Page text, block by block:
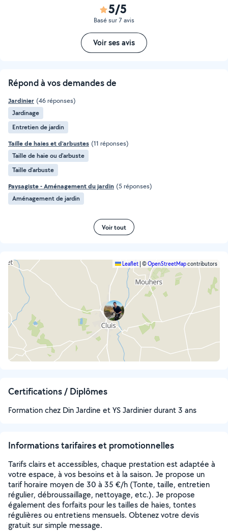
5/5
Basé sur 7 avis
Voir ses avis
Répond à vos demandes de
Jardinier (46 réponses)
Jardinage
Entretien de jardin
Taille de haies et d'arbustes (11 réponses)
Taille de haie ou d'arbuste
Taille d'arbuste
Paysagiste - Aménagement du jardin (5 réponses)
Aménagement de jardin
Voir tout
Leaflet ©OpenStreetMapcontributors
Certifications / Diplômes
Formation chez Din Jardine et YS Jardinier durant 3 ans
Informations tarifaires et promotionnelles
Tarifs clairs et accessibles, chaque prestation est adaptée à
votre espace, à vos besoins et à la saison. Je propose un
tarif horaire moyen de 30 à 35 €/h (Tonte, taille, entretien
régulier, débroussaillage, nettoyage, etc.). Je propose
également des forfaits pour les tailles de haies, tontes
régulières ou entretiens mensuels. Obtenez votre devis
gratuit sur simple message.